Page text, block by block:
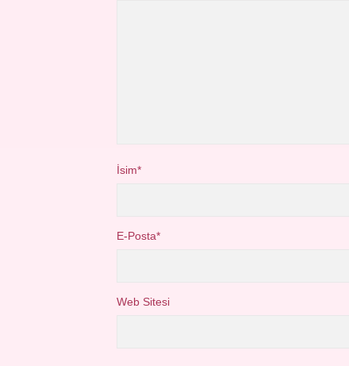
İsim*
E-Posta*
Web Sitesi